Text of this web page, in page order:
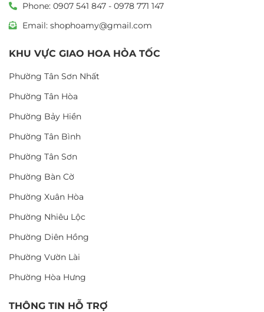
Phone: 0907 541 847 - 0978 771 147
Email: shophoamy@gmail.com
KHU VỰC GIAO HOA HỎA TỐC
Phường Tân Sơn Nhất
Phường Tân Hòa
Phường Bảy Hiền
Phường Tân Bình
Phường Tân Sơn
Phường Bàn Cờ
Phường Xuân Hòa
Phường Nhiêu Lộc
Phường Diên Hồng
Phường Vườn Lài
Phường Hòa Hưng
THÔNG TIN HỖ TRỢ